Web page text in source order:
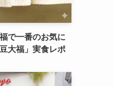
で一番のお気に
大福」実食レポ